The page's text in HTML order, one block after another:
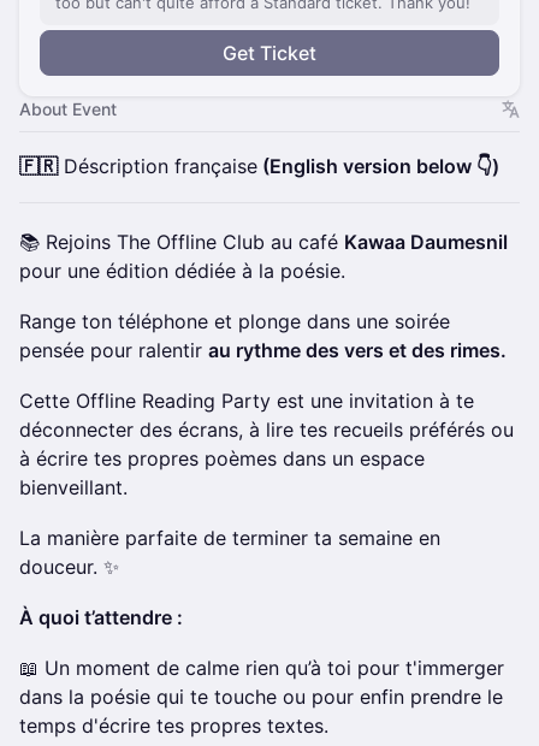
Get Ticket
About Event
🇫🇷Déscription française (English version below 👇)
📚 Rejoins The Offline Club au café Kawaa Daumesnil
pour une édition dédiée à la poésie.
Range ton téléphone et plonge dans une soirée
pensée pour ralentir au rythme des vers et des rimes.
Cette Offline Reading Party est une invitation à te
déconnecter des écrans, à lire tes recueils préférés ou
à écrire tes propres poèmes dans un espace
bienveillant.
La manière parfaite de terminer ta semaine en
douceur. ✨
À quoi t’attendre :
📖 Un moment de calme rien qu’à toi pour t'immerger
dans la poésie qui te touche ou pour enfin prendre le
temps d'écrire tes propres textes.